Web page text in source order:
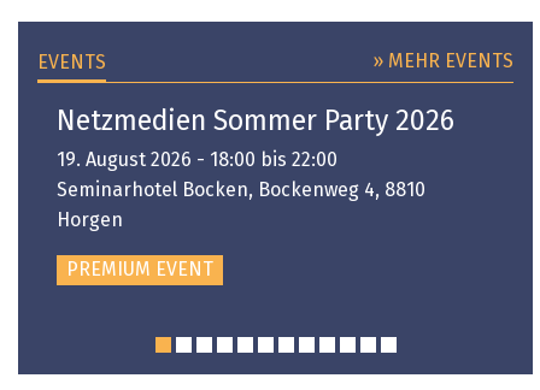
EVENTS » MEHR EVENTS
Netzmedien Sommer Party 2026
19. August 2026 - 18:00 bis 22:00
Seminarhotel Bocken, Bockenweg 4, 8810
Horgen
PREMIUM EVENT